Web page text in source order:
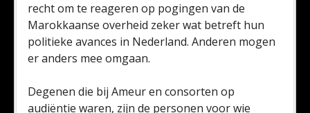
recht om te reageren op pogingen van de
Marokkaanse overheid zeker wat betreft hun
politieke avances in Nederland. Anderen mogen
er anders mee omgaan.
Degenen die bij Ameur en consorten op
audiëntie waren, zijn de personen voor wie